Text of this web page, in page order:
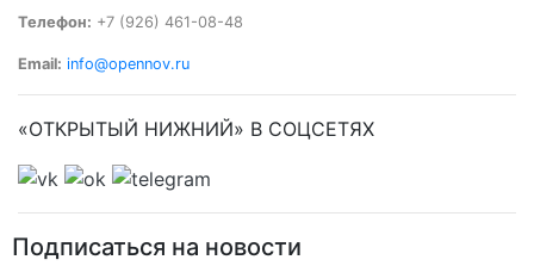
Телефон: +7 (926) 461-08-48
Email: info@opennov.ru
«ОТКРЫТЫЙ НИЖНИЙ» В СОЦСЕТЯХ
Подписаться на новости